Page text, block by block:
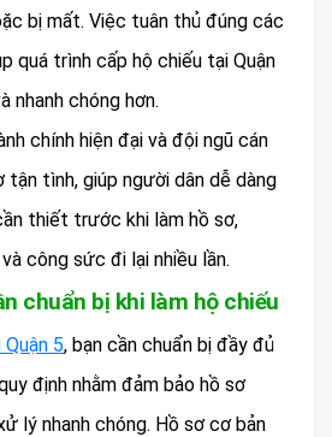
bị mất. Việc tuân thủ đúng các
quá trình cấp hộ chiếu tại Quận
nhanh chóng hơn.
chính hiện đại và đội ngũ cán
tình, giúp người dân dễ dàng
thiết trước khi làm hồ sơ,
công sức đi lại nhiều lần.
chuẩn bị khi làm hộ chiếu
5, bạn cần chuẩn bị đầy đủ
định nhằm đảm bảo hồ sơ
lý nhanh chóng. Hồ sơ cơ bản